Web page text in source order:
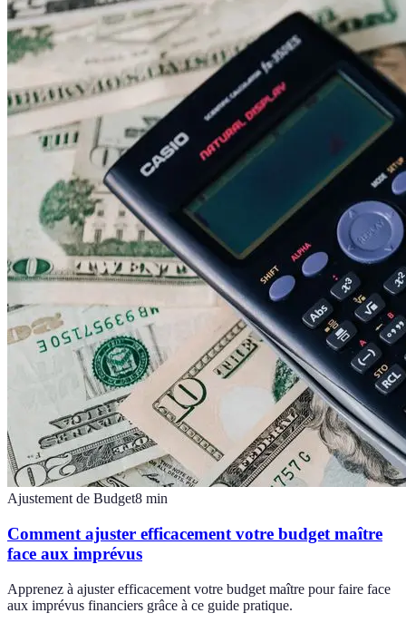
Ajustement de Budget8 min
Comment ajuster efficacement votre budget maître
face aux imprévus
Apprenez à ajuster efficacement votre budget maître pour faire face
aux imprévus financiers grâce à ce guide pratique.